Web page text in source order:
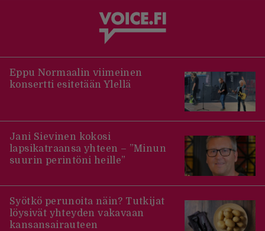
Eppu Normaalin viimeinen
konsertti esitetään Ylellä
Jani Sievinen kokosi
lapsikatraansa yhteen – ”Minun
suurin perintöni heille”
Syötkö perunoita näin? Tutkijat
löysivät yhteyden vakavaan
kansansairauteen